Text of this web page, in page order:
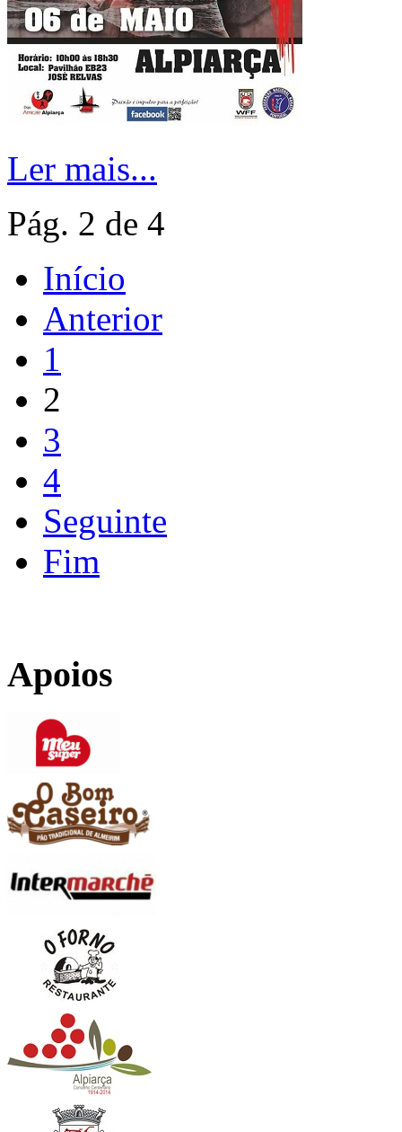
Ler mais...
Pág. 2 de 4
Início
Anterior
1
2
3
4
Seguinte
Fim
Apoios